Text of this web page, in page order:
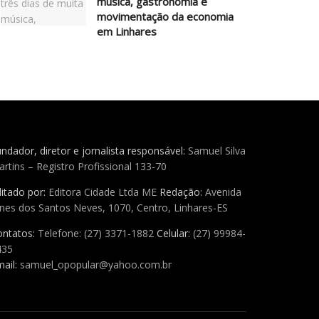
movimentação da economia
em Linhares
diretor e jornalista responsável: Samuel Silva
– Registro Profissional 133-70
por: Editora Cidade Ltda ME Redação: Avenida
dos Santos Neves, 1070, Centro, Linhares-ES
Telefone: (27) 3371-1882 Celular: (27) 99984-
samuel_opopular@yahoo.com.br